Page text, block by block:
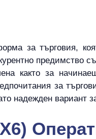
за търговия,
предимство
както за
за
надежден вариант